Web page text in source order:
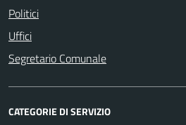
Politici
Uffici
Segretario Comunale
CATEGORIE DI SERVIZIO